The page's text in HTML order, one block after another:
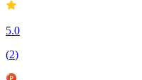
5.0
(2)